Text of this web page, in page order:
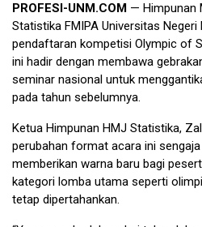
PROFESI-UNM.COM — Himpunan
Statistika FMIPA Universitas
pendaftaran kompetisi Olympic of
ini hadir dengan membawa
seminar nasional untuk
pada tahun sebelumnya.
Ketua Himpunan HMJ Statistika,
perubahan format acara ini
memberikan warna baru bagi
kategori lomba utama seperti
tetap dipertahankan.